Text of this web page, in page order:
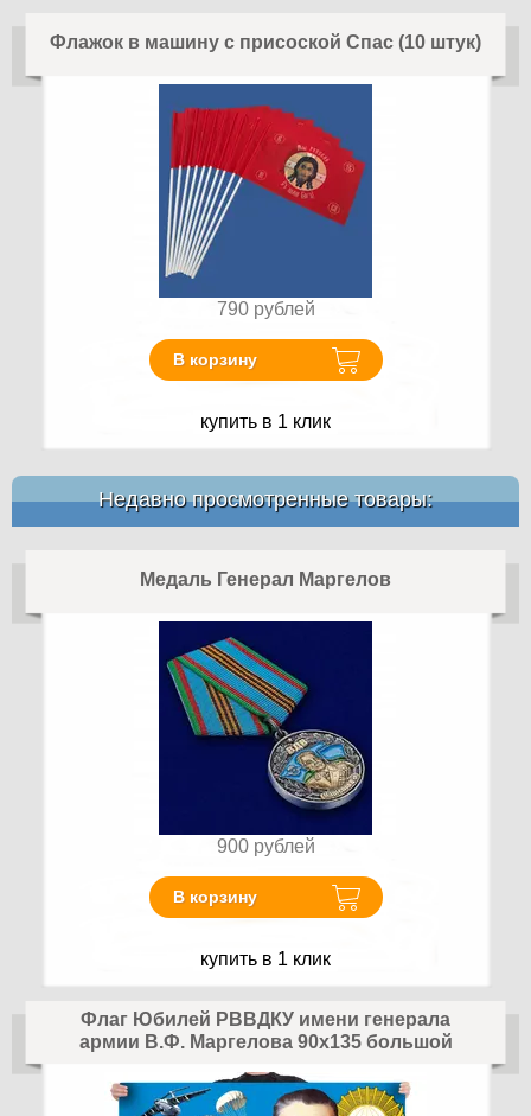
Флажок в машину с присоской Спас (10 штук)
790 рублей
В корзину
купить в 1 клик
Недавно просмотренные товары:
Медаль Генерал Маргелов
900 рублей
В корзину
купить в 1 клик
Флаг Юбилей РВВДКУ имени генерала
армии В.Ф. Маргелова 90х135 большой